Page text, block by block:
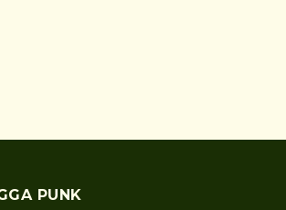
PUNK